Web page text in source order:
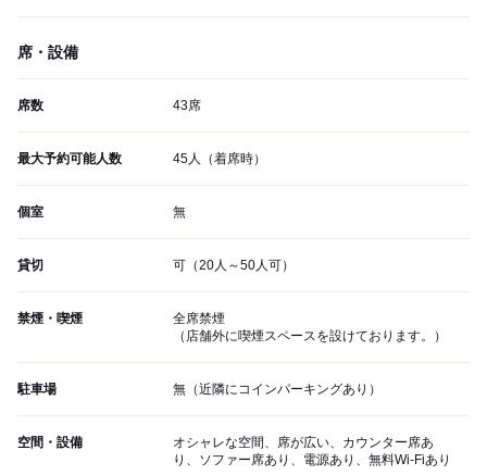
席・設備
席数 43席
最大予約可能人数 45人（着席時）
個室 無
貸切 可（20人～50人可）
禁煙・喫煙
全席禁煙
（店舗外に喫煙スペースを設けております。）
駐車場 無（近隣にコインパーキングあり）
空間・設備
オシャレな空間、席が広い、カウンター席あ
り、ソファー席あり、電源あり、無料Wi-Fiあり